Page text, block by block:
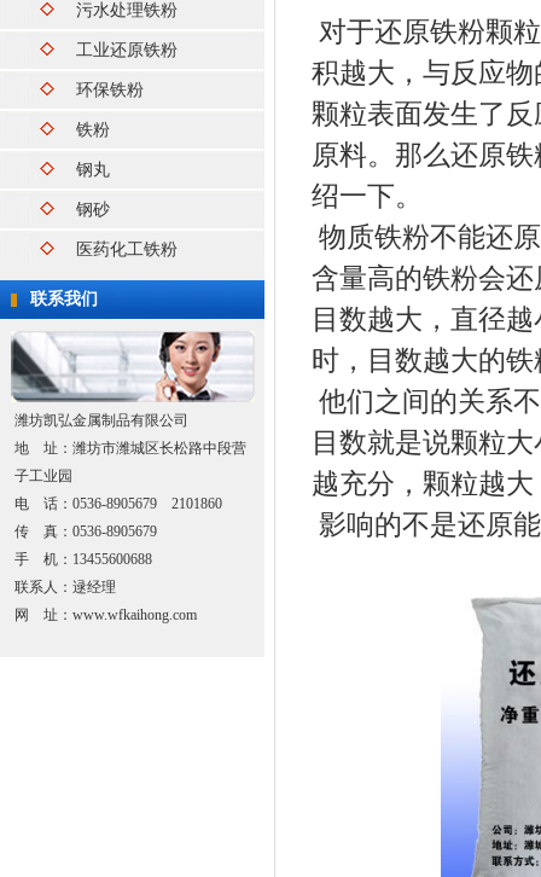
污水处理铁粉
工业还原铁粉
环保铁粉
铁粉
钢丸
钢砂
医药化工铁粉
联系我们
潍坊凯弘金属制品有限公司
地 址：潍坊市潍城区长松路中段营
子工业园
电 话：0536-8905679 2101860
传 真：0536-8905679
手 机：13455600688
联系人：逯经理
网 址：www.wfkaihong.com
对于还原铁粉颗
积越大，与反应
颗粒表面发生了
原料。那么还原铁
绍一下。
物质铁粉不能还
含量高的铁粉会
目数越大，直径
时，目数越大的
他们之间的关系
目数就是说颗粒
越充分，颗粒越
影响的不是还原